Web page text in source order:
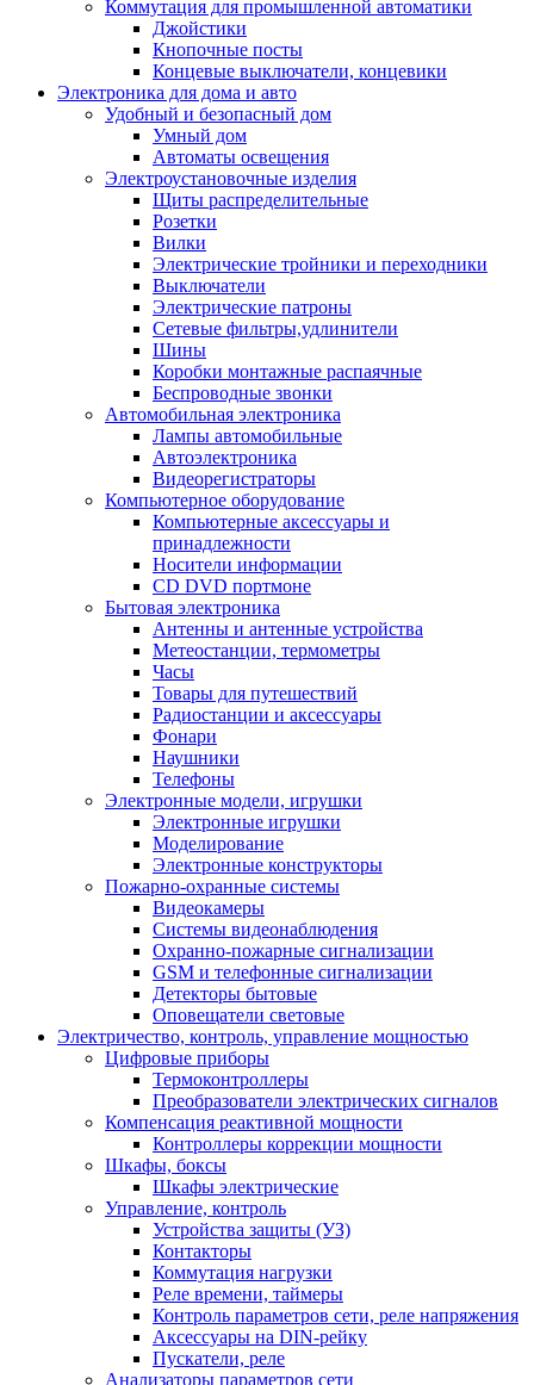
Коммутация для промышленной автоматики
Джойстики
Кнопочные посты
Концевые выключатели, концевики
Электроника для дома и авто
Удобный и безопасный дом
Умный дом
Автоматы освещения
Электроустановочные изделия
Щиты распределительные
Розетки
Вилки
Электрические тройники и переходники
Выключатели
Электрические патроны
Сетевые фильтры,удлинители
Шины
Коробки монтажные распаячные
Беспроводные звонки
Автомобильная электроника
Лампы автомобильные
Автоэлектроника
Видеорегистраторы
Компьютерное оборудование
Компьютерные аксессуары и
принадлежности
Носители информации
CD DVD портмоне
Бытовая электроника
Антенны и антенные устройства
Метеостанции, термометры
Часы
Товары для путешествий
Радиостанции и аксессуары
Фонари
Наушники
Телефоны
Электронные модели, игрушки
Электронные игрушки
Моделирование
Электронные конструкторы
Пожарно-охранные системы
Видеокамеры
Системы видеонаблюдения
Охранно-пожарные сигнализации
GSM и телефонные сигнализации
Детекторы бытовые
Оповещатели световые
Электричество, контроль, управление мощностью
Цифровые приборы
Термоконтроллеры
Преобразователи электрических сигналов
Компенсация реактивной мощности
Контроллеры коррекции мощности
Шкафы, боксы
Шкафы электрические
Управление, контроль
Устройства защиты (УЗ)
Контакторы
Коммутация нагрузки
Реле времени, таймеры
Контроль параметров сети, реле напряжения
Аксессуары на DIN-рейку
Пускатели, реле
Анализаторы параметров сети